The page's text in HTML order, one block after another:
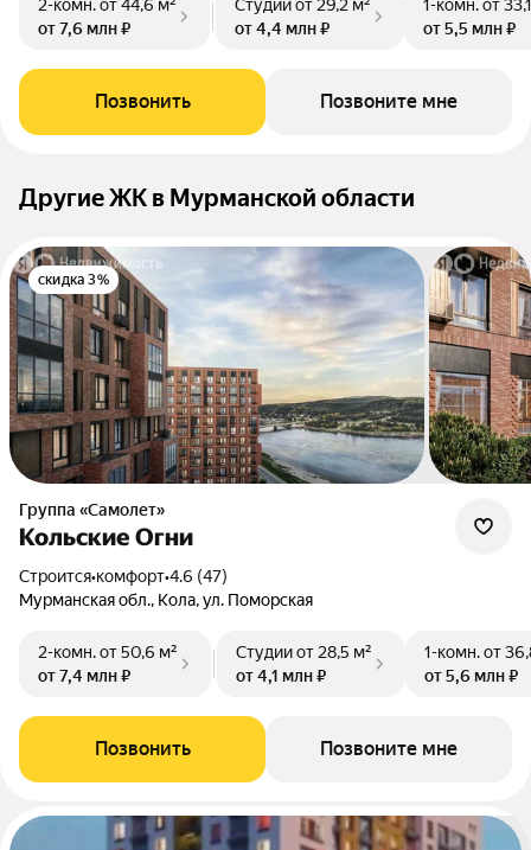
2-комн.от 44,6 м²
от 7,6 млн ₽
Студииот 29,2 м²
от 4,4 млн ₽
1-комн.от
от 5,5 млн ₽
Позвонить Позвоните мне
Другие ЖК в Мурманской области
скидка 3%
Группа «Самолет»
Кольские Огни
Строится•комфорт•4.6 (47)
Мурманская обл., Кола, ул. Поморская
2-комн.от 50,6 м²
от 7,4 млн ₽
Студииот 28,5 м²
от 4,1 млн ₽
1-комн.от
от 5,6 млн ₽
Позвонить Позвоните мне